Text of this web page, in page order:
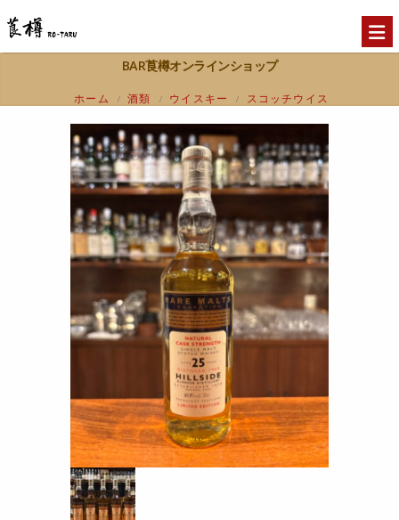
BAR莨樽オンラインショップ
ホーム / 酒類 / ウイスキー /
スコッチウイス
ド1969 25年 UD社レアモルト 61.9％